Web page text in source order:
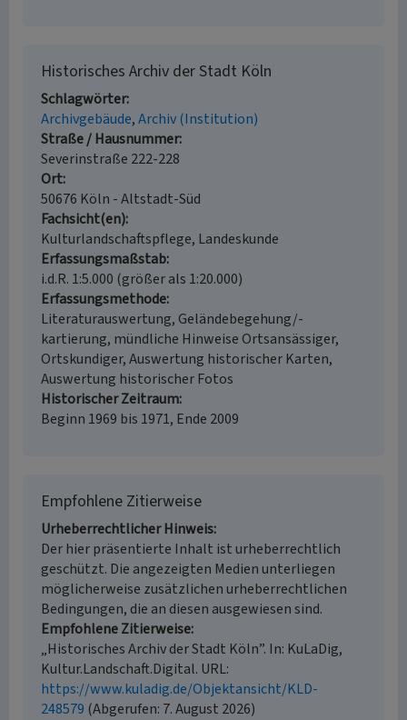
Historisches Archiv der Stadt Köln
Schlagwörter
Archivgebäude Archiv (Institution)
Straße / Hausnummer
Severinstraße 222-228
Ort
50676 Köln - Altstadt-Süd
Fachsicht(en)
Kulturlandschaftspflege, Landeskunde
Erfassungsmaßstab
i.d.R. 1:5.000 (größer als 1:20.000)
Erfassungsmethode
Literaturauswertung, Geländebegehung/-
kartierung, mündliche Hinweise Ortsansässiger,
Ortskundiger, Auswertung historischer Karten,
Auswertung historischer Fotos
Historischer Zeitraum
Beginn 1969 bis 1971, Ende 2009
Empfohlene Zitierweise
Urheberrechtlicher Hinweis
Der hier präsentierte Inhalt ist urheberrechtlich
geschützt. Die angezeigten Medien unterliegen
möglicherweise zusätzlichen urheberrechtlichen
Bedingungen, die an diesen ausgewiesen sind.
Empfohlene Zitierweise
„Historisches Archiv der Stadt Köln”. In: KuLaDig,
Kultur.Landschaft.Digital. URL:
https://www.kuladig.de/Objektansicht/KLD-
248579 (Abgerufen: 7. August 2026)